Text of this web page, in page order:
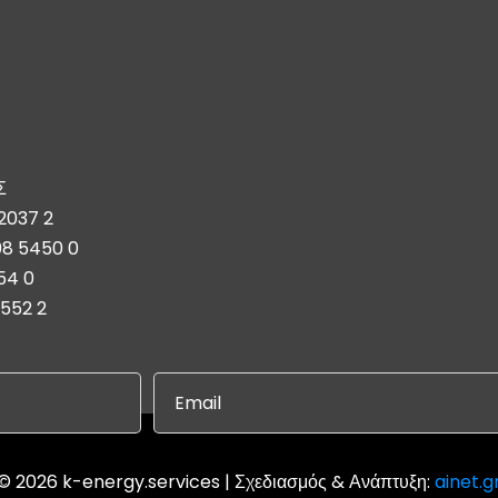
2
5450 0
0
2
2026 k-energy.services | Σχεδιασμός & Ανάπτυξη: